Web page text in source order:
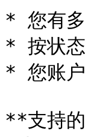
* 您有
* 按状态
* 您账户
**支持